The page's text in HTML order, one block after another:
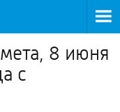
8 июня
с